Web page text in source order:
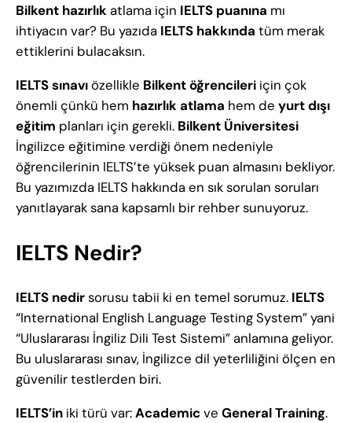
Bilkent hazırlıkatlama için IELTS puanına mı
ihtiyacın var? Bu yazıda IELTS hakkında tüm merak
ettiklerini bulacaksın.
IELTS sınavıözellikle Bilkent öğrencileri için çok
önemli çünkü hem hazırlık atlama hem de yurt dışı
eğitim planları için gerekli. Bilkent Üniversitesi
İngilizce eğitimine verdiği önem nedeniyle
öğrencilerinin IELTS’te yüksek puan almasını bekliyor.
Bu yazımızda IELTS hakkında en sık sorulan soruları
yanıtlayarak sana kapsamlı bir rehber sunuyoruz.
IELTS Nedir?
IELTS nedirsorusu tabii ki en temel sorumuz. IELTS
“International English Language Testing System” yani
“Uluslararası İngiliz Dili Test Sistemi” anlamına geliyor.
Bu uluslararası sınav, İngilizce dil yeterliliğini ölçen en
güvenilir testlerden biri.
IELTS’in iki türü var:Academicve General Training.